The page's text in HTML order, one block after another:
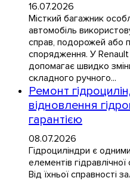
16.07.2026
Місткий багажник
автомобіль
справ, подорожей або
спорядження. У
допомагає швидко
складного ручного...
Ремонт
відновлення
гарантією
08.07.2026
Гідроциліндри є
елементів
Від їхньої справності